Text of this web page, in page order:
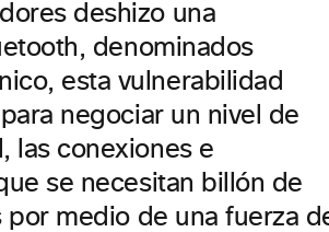
deshizo una
denominados
esta vulnerabilidad
negociar un nivel de
las conexiones e
se necesitan billón de
medio de una fuerza